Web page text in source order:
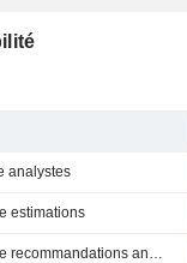
analystes
estimations
analystes